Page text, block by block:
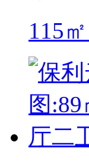
115